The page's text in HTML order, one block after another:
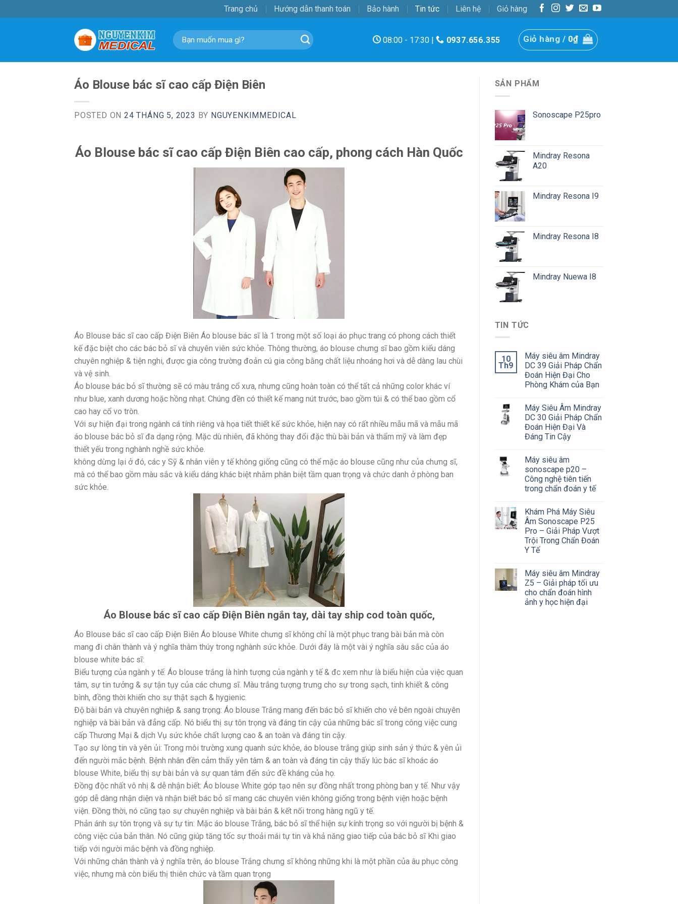
to
Trang chủ Hướng dẫn thanh toán Bảo hành Tin tức Liên hệ Giỏ hàng
Tìm
kiếm:
08:00 - 17:30 | 0937.656.355 Giỏ hàng / 0₫
Áo Blouse bác sĩ cao cấp Điện Biên
POSTED ON24 THÁNG 5, 2023 BY NGUYENKIMMEDICAL
Áo Blouse bác sĩ cao cấp Điện Biên cao cấp, phong cách Hàn Quốc
Áo Blouse bác sĩ cao cấp Điện Biên Áo blouse bác sĩ là 1 trong một số loại áo phục trang có phong cách thiết
kế đặc biệt cho các bác bỏ sĩ và chuyên viên sức khỏe. Thông thường, áo blouse chưng sĩ bao gồm kiểu dáng
chuyên nghiệp & tiện nghi, được gia công trường đoản cú gia công bằng chất liệu nhoáng hơi và dễ dàng lau chùi
và vệ sinh.
Áo blouse bác bỏ sĩ thường sẽ có màu trắng cổ xưa, nhưng cũng hoàn toàn có thể tất cả những color khác ví
như blue, xanh dương hoặc hồng nhạt. Chúng đền có thiết kế mang nút trước, bao gồm túi & có thể bao gồm cổ
cao hay cổ vo tròn.
Với sự hiện đại trong ngành cá tính riêng và họa tiết thiết kế sức khỏe, hiện nay có rất nhiều mẫu mã và mẫu mã
áo blouse bác bỏ sĩ đa dạng rộng. Mặc dù nhiên, đã không thay đổi đặc thù bài bản và thẩm mỹ và làm đẹp
thiết yếu trong nghành nghề sức khỏe.
không dừng lại ở đó, các y Sỹ & nhân viên y tế không giống cũng có thể mặc áo blouse cũng như của chưng sĩ,
mà có thể bao gồm màu sắc và kiểu dáng khác biệt nhằm phân biệt tầm quan trọng và chức danh ở phòng ban
sức khỏe.
Áo Blouse bác sĩ cao cấp Điện Biên ngắn tay, dài tay ship cod toàn quốc,
Áo Blouse bác sĩ cao cấp Điện Biên Áo blouse White chưng sĩ không chỉ là một phục trang bài bản mà còn
mang đi chân thành và ý nghĩa thâm thúy trong nghành sức khỏe. Dưới đây là một vài ý nghĩa sâu sắc của áo
blouse white bác sĩ:
Biểu tượng của ngành y tế: Áo blouse trắng là hình tượng của ngành y tế & đc xem như là biểu hiện của việc quan
tâm, sự tin tưởng & sự tận tụy của các chưng sĩ. Màu trắng tượng trưng cho sự trong sạch, tinh khiết & công
bình, đồng thời khiến cho sự thật sạch & hygienic.
Độ bài bản và chuyên nghiệp & sang trọng: Áo blouse Trắng mang đến bác bỏ sĩ khiến cho vẻ bên ngoài chuyên
nghiệp và bài bản và đẳng cấp. Nó biểu thị sự tôn trọng và đáng tin cậy của những bác sĩ trong công việc cung
cấp Thương Mại & dịch Vụ sức khỏe chất lượng cao & an toàn và đáng tin cậy.
Tạo sự lòng tin và yên ủi: Trong môi trường xung quanh sức khỏe, áo blouse trắng giúp sinh sản ý thức & yên ủi
đến người mắc bệnh. Bệnh nhân đền cảm thấy yên tâm & an toàn và đáng tin cậy thấy lúc bác sĩ khoác áo
blouse White, biểu thị sự bài bản và sự quan tâm đến sức đề kháng của họ.
Đồng độc nhất vô nhị & dễ nhận biết: Áo blouse White góp tạo nên sự đồng nhất trong phòng ban y tế. Như vậy
góp dễ dàng nhận diện và nhận biết bác bỏ sĩ mang các chuyên viên không giống trong bệnh viện hoặc bệnh
viện. Đồng thời, nó cũng tạo sự chuyên nghiệp và bài bản & kết nối trong hàng ngũ y tế.
Phản ánh sự tôn trọng và sự tự tin: Mặc áo blouse Trắng, bác bỏ sĩ thể hiện sự kính trọng so với người bị bệnh &
công việc của bản thân. Nó cũng giúp tăng tốc sự thoải mái tự tin và khả năng giao tiếp của bác bỏ sĩ Khi giao
tiếp với người mắc bệnh và đồng nghiệp.
Với những chân thành và ý nghĩa trên, áo blouse Trắng chưng sĩ không những khi là một phần của âu phục công
việc, nhưng mà còn biểu thị thiên chức và tầm quan trọng
SẢN PHẨM
Sonoscape P25pro
Mindray Resona
A20
Mindray Resona I9
Mindray Resona I8
Mindray Nuewa I8
TIN TỨC
10
Th9
Máy siêu âm Mindray
DC 39 Giải Pháp Chẩn
Đoán Hiện Đại Cho
Phòng Khám của Bạn
Máy Siêu Âm Mindray
DC 30 Giải Pháp Chẩn
Đoán Hiện Đại Và
Đáng Tin Cậy
Máy siêu âm
sonoscape p20 –
Công nghệ tiên tiến
trong chẩn đoán y tế
Khám Phá Máy Siêu
Âm Sonoscape P25
Pro – Giải Pháp Vượt
Trội Trong Chẩn Đoán
Y Tế
Máy siêu âm Mindray
Z5 – Giải pháp tối ưu
cho chẩn đoán hình
ảnh y học hiện đại